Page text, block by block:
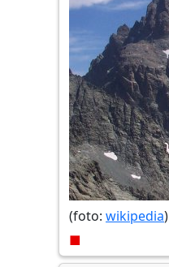
(foto: wikipedia)
■